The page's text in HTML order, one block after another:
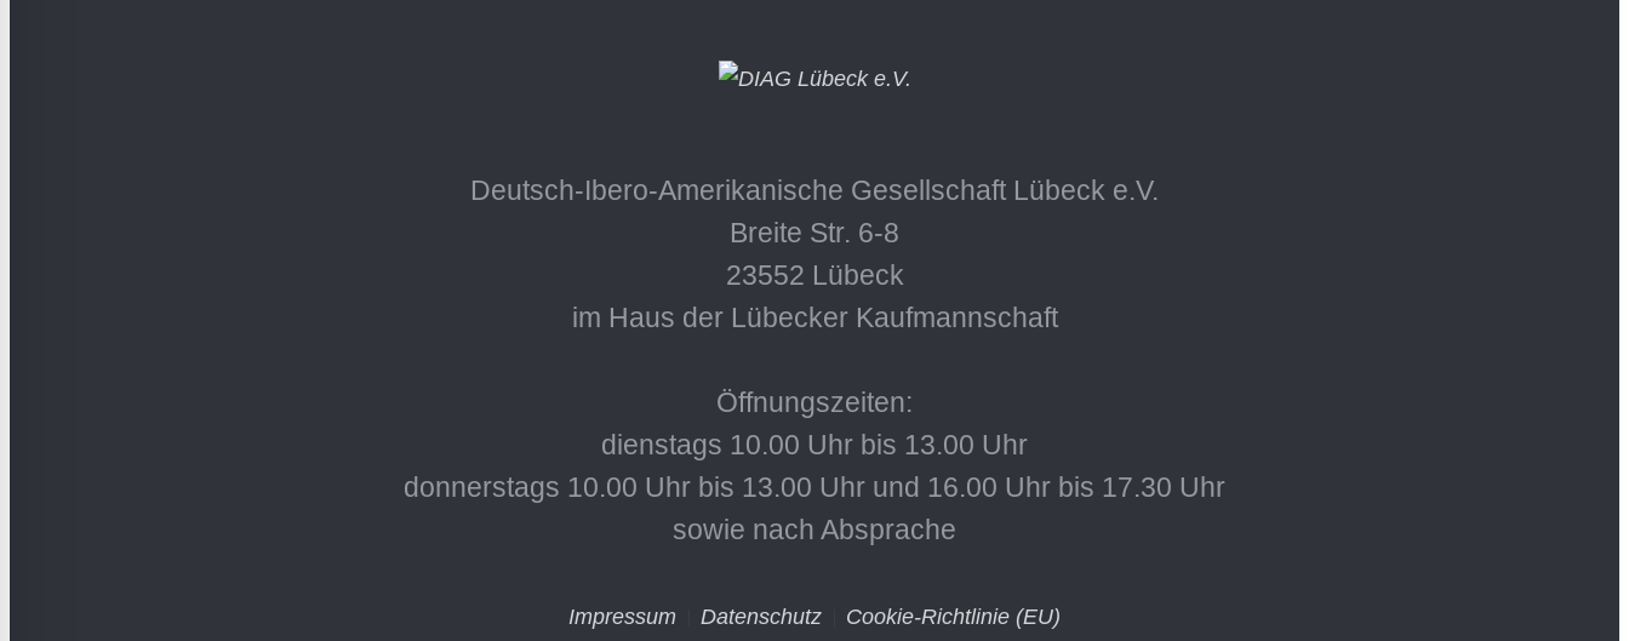
Deutsch-Ibero-Amerikanische Gesellschaft Lübeck e.V.
Breite Str. 6-8
23552 Lübeck
im Haus der Lübecker Kaufmannschaft
Öffnungszeiten:
dienstags 10.00 Uhr bis 13.00 Uhr
donnerstags 10.00 Uhr bis 13.00 Uhr und 16.00 Uhr bis 17.30 Uhr
sowie nach Absprache
Impressum Datenschutz Cookie-Richtlinie (EU)